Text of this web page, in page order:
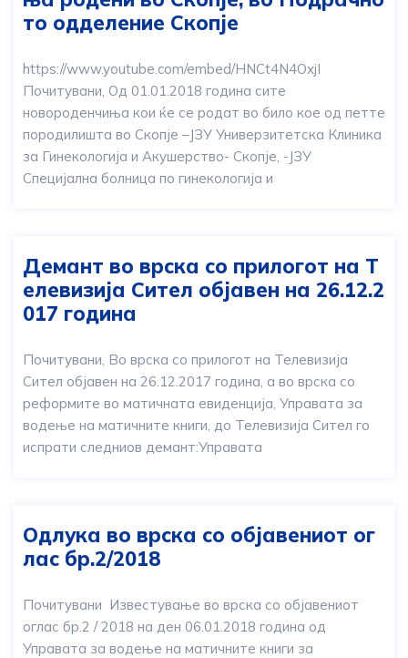
то одделение Скопје
https://www.youtube.com/embed/HNCt4N4OxjI
Почитувани, Oд 01.01.2018 година сите
новороденчиња кои ќе се родат во било кое од петте
породилишта во Скопје –ЈЗУ Универзитетска Клиника
за Гинекологија и Акушерство- Скопје, -ЈЗУ
Специјална болница по гинекологија и
Демант во врска со прилогот на Т
елевизија Сител објавен на 26.12.2
017 година
Почитувани, Во врска со прилогот на Телевизија
Сител објавен на 26.12.2017 година, а во врска со
реформите во матичната евиденција, Управата за
водење на матичните книги, до Телевизија Сител го
испрати следниов демант:Управата
Одлука во врска со објавениот ог
лас бр.2/2018
Почитувани Известување во врска со објавениот
оглас бр.2 / 2018 на ден 06.01.2018 година од
Управата за водење на матичните книги за